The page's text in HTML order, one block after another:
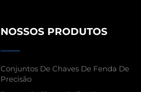
NOSSOS PRODUTOS
Conjuntos De Chaves De Fenda De
Precisão